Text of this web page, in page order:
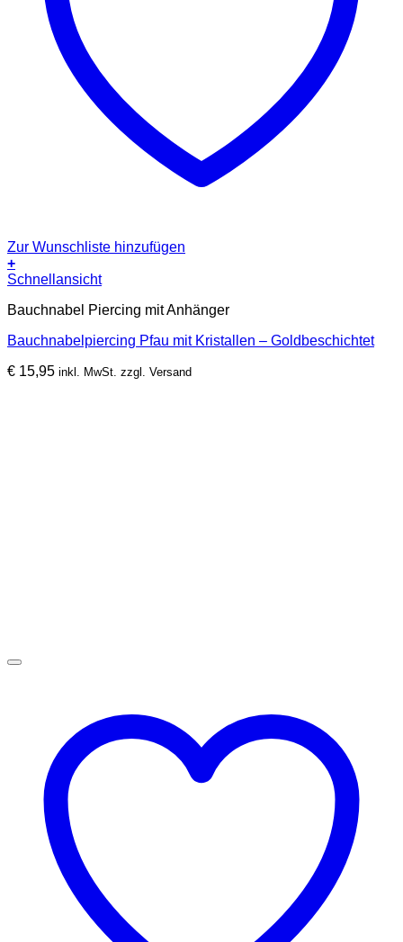
Zur Wunschliste hinzufügen
+
Schnellansicht
Bauchnabel Piercing mit Anhänger
Bauchnabelpiercing Pfau mit Kristallen – Goldbeschichtet
€ 15,95 inkl. MwSt. zzgl. Versand